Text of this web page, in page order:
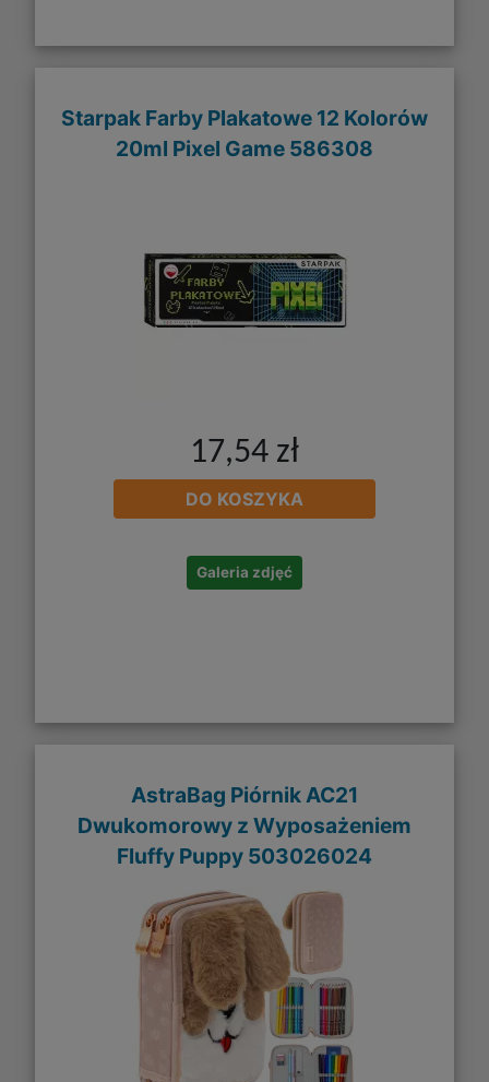
Starpak Farby Plakatowe 12 Kolorów
20ml Pixel Game 586308
17,54 zł
DO KOSZYKA
Galeria zdjęć
AstraBag Piórnik AC21
Dwukomorowy z Wyposażeniem
Fluffy Puppy 503026024